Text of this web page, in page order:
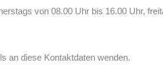
von 08.00 Uhr bis 16.00 Uhr,
an diese Kontaktdaten wenden.